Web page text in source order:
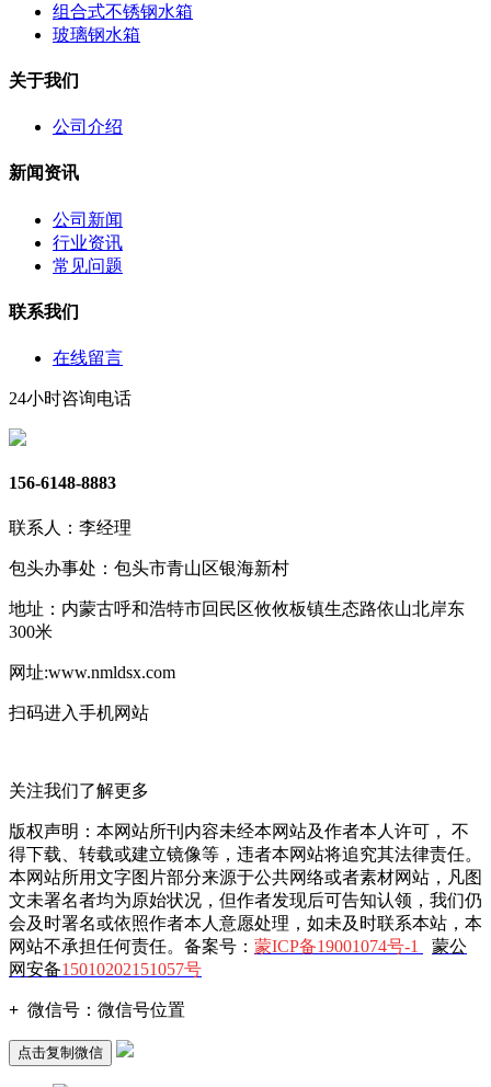
组合式不锈钢水箱
玻璃钢水箱
关于我们
公司介绍
新闻资讯
公司新闻
行业资讯
常见问题
联系我们
在线留言
24小时咨询电话
156-6148-8883
联系人：李经理
包头办事处：包头市青山区银海新村
地址：内蒙古呼和浩特市回民区攸攸板镇生态路依山北岸东
300米
网址:www.nmldsx.com
扫码进入手机网站
关注我们了解更多
版权声明：本网站所刊内容未经本网站及作者本人许可， 不
得下载、转载或建立镜像等，违者本网站将追究其法律责任。
本网站所用文字图片部分来源于公共网络或者素材网站，凡图
文未署名者均为原始状况，但作者发现后可告知认领，我们仍
会及时署名或依照作者本人意愿处理，如未及时联系本站，本
网站不承担任何责任。备案号： 蒙ICP备19001074号-1
蒙公
网安备15010202151057号
+ 微信号： 微信号位置
点击复制微信